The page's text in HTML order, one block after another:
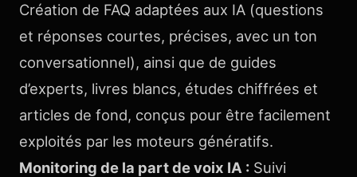
Création de FAQ adaptées aux IA (questions
et réponses courtes, précises, avec un ton
conversationnel), ainsi que de guides
d’experts, livres blancs, études chiffrées et
articles de fond, conçus pour être facilement
exploités par les moteurs génératifs.
Monitoring de la part de voix IA : Suivi